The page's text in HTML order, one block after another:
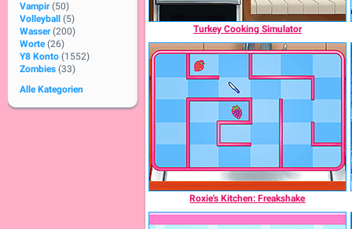
Vampir (50)
Volleyball
(5)
Wasser (200)
Worte (26)
Y8 Konto (1552)
Zombies (33)
Alle Kategorien
Turkey Cooking Simulator
Roxie's Kitchen: Freakshake